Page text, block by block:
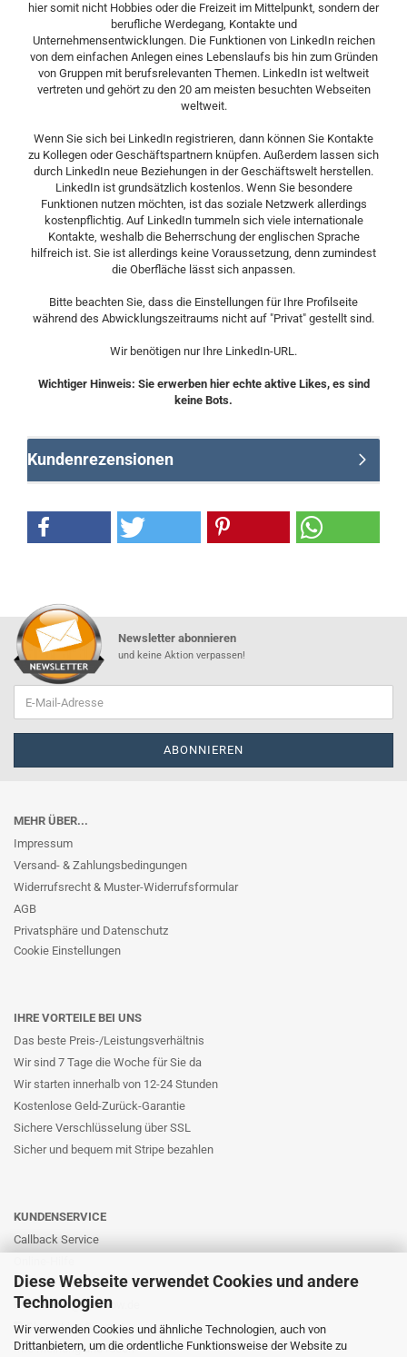
Diese Webseite verwendet Cookies und andere
Technologien
Wir verwenden Cookies und ähnliche Technologien, auch von
Drittanbietern, um die ordentliche Funktionsweise der Website zu
hier somit nicht Hobbies oder die Freizeit im Mittelpunkt, sondern der
berufliche Werdegang, Kontakte und
Unternehmensentwicklungen. Die Funktionen von LinkedIn reichen
von dem einfachen Anlegen eines Lebenslaufs bis hin zum Gründen
von Gruppen mit berufsrelevanten Themen. LinkedIn ist weltweit
vertreten und gehört zu den 20 am meisten besuchten Webseiten
weltweit.
Wenn Sie sich bei LinkedIn registrieren, dann können Sie Kontakte
zu Kollegen oder Geschäftspartnern knüpfen. Außerdem lassen sich
durch LinkedIn neue Beziehungen in der Geschäftswelt herstellen.
LinkedIn ist grundsätzlich kostenlos. Wenn Sie besondere
Funktionen nutzen möchten, ist das soziale Netzwerk allerdings
kostenpflichtig. Auf LinkedIn tummeln sich viele internationale
Kontakte, weshalb die Beherrschung der englischen Sprache
hilfreich ist. Sie ist allerdings keine Voraussetzung, denn zumindest
die Oberfläche lässt sich anpassen.
Bitte beachten Sie, dass die Einstellungen für Ihre Profilseite
während des Abwicklungszeitraums nicht auf "Privat" gestellt sind.
Wir benötigen nur Ihre LinkedIn-URL.
Wichtiger Hinweis: Sie erwerben hier echte aktive Likes, es sind
keine Bots.
Kundenrezensionen
Newsletter abonnieren
und keine Aktion verpassen!
MEHR ÜBER...
Impressum
Versand- & Zahlungsbedingungen
Widerrufsrecht & Muster-Widerrufsformular
AGB
Privatsphäre und Datenschutz
Cookie Einstellungen
IHRE VORTEILE BEI UNS
Das beste Preis-/Leistungsverhältnis
Wir sind 7 Tage die Woche für Sie da
Wir starten innerhalb von 12-24 Stunden
Kostenlose Geld-Zurück-Garantie
Sichere Verschlüsselung über SSL
Sicher und bequem mit Stripe bezahlen
KUNDENSERVICE
Callback Service
Kontaktformular
E-Mail: info@likernow.de
Skype Live Support
Ihre Meinung und Ideen